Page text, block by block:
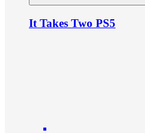
It Takes Two PS5